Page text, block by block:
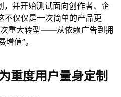
并开始测试面向创作者、企
不仅仅是一次简单的产品更
重大转型——从依赖广告到拥
值”。
重度用户量身定制